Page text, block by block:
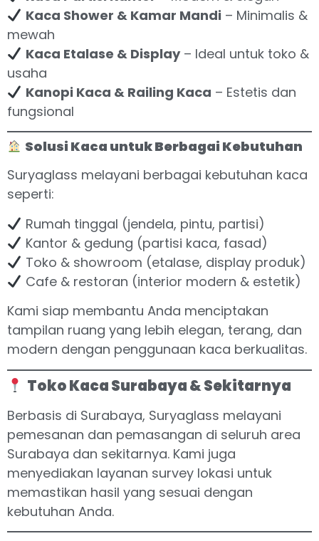
Kaca Shower & Kamar Mandi – Minimalis &
mewah
Kaca Etalase & Display– Ideal untuk toko &
usaha
Kanopi Kaca & Railing Kaca – Estetis dan
fungsional
Solusi Kaca untuk Berbagai Kebutuhan
Suryaglass melayani berbagai kebutuhan kaca
seperti:
Rumah tinggal (jendela, pintu, partisi)
Kantor & gedung (partisi kaca, fasad)
Toko & showroom (etalase, display produk)
Cafe & restoran (interior modern & estetik)
Kami siap membantu Anda menciptakan
tampilan ruang yang lebih elegan, terang, dan
modern dengan penggunaan kaca berkualitas.
Toko Kaca Surabaya & Sekitarnya
Berbasis di Surabaya, Suryaglass melayani
pemesanan dan pemasangan di seluruh area
Surabaya dan sekitarnya. Kami juga
menyediakan layanan survey lokasi untuk
memastikan hasil yang sesuai dengan
kebutuhan Anda.